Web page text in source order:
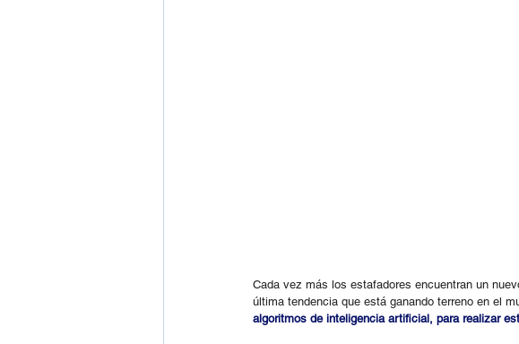
Cada vez más los estafadores encuentran un
última tendencia que está ganando terreno en el
algoritmos de inteligencia artificial, para realizar